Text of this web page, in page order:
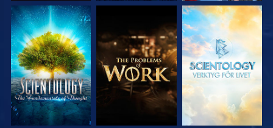
UTFORSKA
SERIEN
UTFORSKA
SERIEN
UTFORSKA
SERIEN